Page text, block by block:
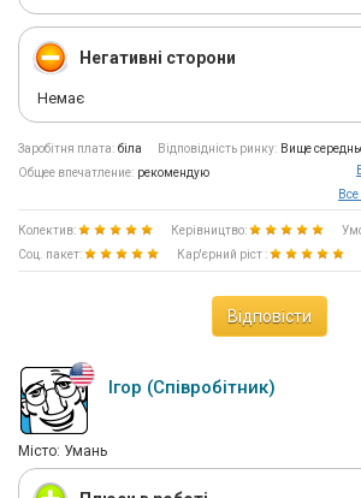
Негативні сторони
Немає
Заробітня плата: біла Відповідність ринку: Вище
Общее впечатление: рекомендую
Колектив: Керівництво:
Соц. пакет:
Кар'єрний ріст :
Відповісти
Ігор (Співробітник)
Мiсто: Умань